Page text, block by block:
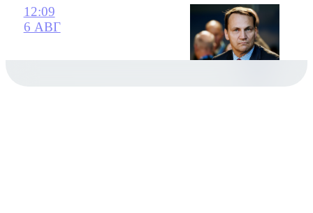
12:09
6 АВГ